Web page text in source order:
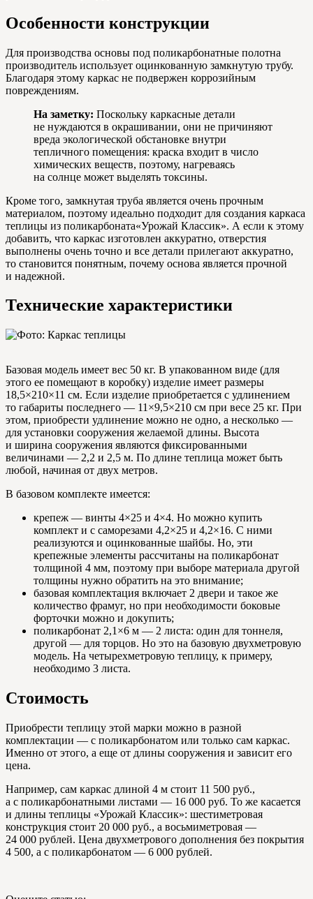
Особенности конструкции
Для производства основы под поликарбонатные полотна
производитель использует оцинкованную замкнутую трубу.
Благодаря этому каркас не подвержен коррозийным
повреждениям.
На заметку: Поскольку каркасные детали
не нуждаются в окрашивании, они не причиняют
вреда экологической обстановке внутри
тепличного помещения: краска входит в число
химических веществ, поэтому, нагреваясь
на солнце может выделять токсины.
Кроме того, замкнутая труба является очень прочным
материалом, поэтому идеально подходит для создания каркаса
теплицы из поликарбоната«Урожай Классик». А если к этому
добавить, что каркас изготовлен аккуратно, отверстия
выполнены очень точно и все детали прилегают аккуратно,
то становится понятным, почему основа является прочной
и надежной.
Технические характеристики
Базовая модель имеет вес 50 кг. В упакованном виде (для
этого ее помещают в коробку) изделие имеет размеры
18,5×210×11 см. Если изделие приобретается с удлинением
то габариты последнего — 11×9,5×210 см при весе 25 кг. При
этом, приобрести удлинение можно не одно, а несколько —
для установки сооружения желаемой длины. Высота
и ширина сооружения являются фиксированными
величинами — 2,2 и 2,5 м. По длине теплица может быть
любой, начиная от двух метров.
В базовом комплекте имеется:
крепеж — винты 4×25 и 4×4. Но можно купить
комплект и с саморезами 4,2×25 и 4,2×16. С ними
реализуются и оцинкованные шайбы. Но, эти
крепежные элементы рассчитаны на поликарбонат
толщиной 4 мм, поэтому при выборе материала другой
толщины нужно обратить на это внимание;
базовая комплектация включает 2 двери и такое же
количество фрамуг, но при необходимости боковые
форточки можно и докупить;
поликарбонат 2,1×6 м — 2 листа: один для тоннеля,
другой — для торцов. Но это на базовую двухметровую
модель. На четырехметровую теплицу, к примеру,
необходимо 3 листа.
Стоимость
Приобрести теплицу этой марки можно в разной
комплектации — с поликарбонатом или только сам каркас.
Именно от этого, а еще от длины сооружения и зависит его
цена.
Например, сам каркас длиной 4 м стоит 11 500 руб.,
а с поликарбонатными листами — 16 000 руб. То же касается
и длины теплицы «Урожай Классик»: шестиметровая
конструкция стоит 20 000 руб., а восьмиметровая —
24 000 рублей. Цена двухметрового дополнения без покрытия
4 500, а с поликарбонатом — 6 000 рублей.